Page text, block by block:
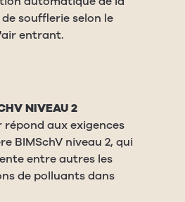
soufflerie selon le
entrant.
NIVEAU 2
répond aux exigences
BIMSchV niveau 2, qui
entre autres les
de polluants dans